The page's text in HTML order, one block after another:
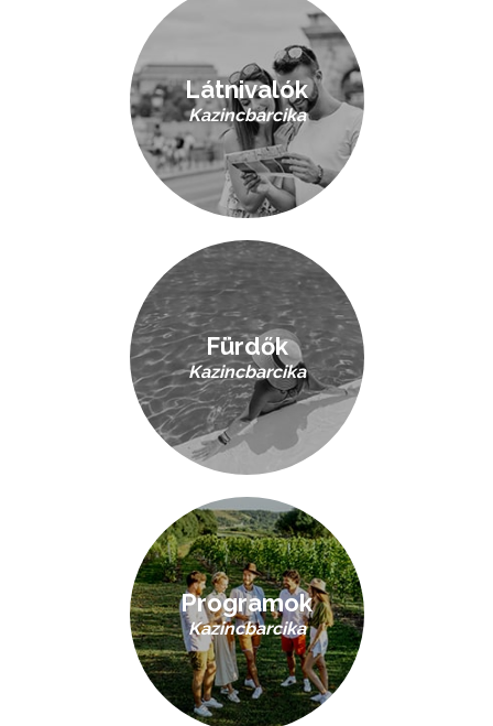
Látnivalók
Kazincbarcika
Fürdők
Kazincbarcika
Programok
Kazincbarcika